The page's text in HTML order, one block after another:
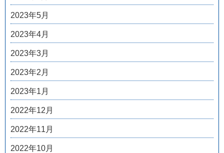
2023年5月
2023年4月
2023年3月
2023年2月
2023年1月
2022年12月
2022年11月
2022年10月